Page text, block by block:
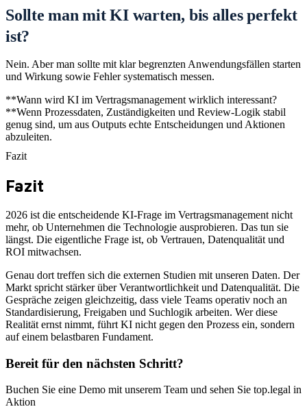
Sollte man mit KI warten, bis alles perfekt
ist?
Nein. Aber man sollte mit klar begrenzten Anwendungsfällen starten
und Wirkung sowie Fehler systematisch messen.
**Wann wird KI im Vertragsmanagement wirklich interessant?
**Wenn Prozessdaten, Zuständigkeiten und Review-Logik stabil
genug sind, um aus Outputs echte Entscheidungen und Aktionen
abzuleiten.
Fazit
Fazit
2026 ist die entscheidende KI-Frage im Vertragsmanagement nicht
mehr, ob Unternehmen die Technologie ausprobieren. Das tun sie
längst. Die eigentliche Frage ist, ob Vertrauen, Datenqualität und
ROI mitwachsen.
Genau dort treffen sich die externen Studien mit unseren Daten. Der
Markt spricht stärker über Verantwortlichkeit und Datenqualität. Die
Gespräche zeigen gleichzeitig, dass viele Teams operativ noch an
Standardisierung, Freigaben und Suchlogik arbeiten. Wer diese
Realität ernst nimmt, führt KI nicht gegen den Prozess ein, sondern
auf einem belastbaren Fundament.
Bereit für den nächsten Schritt?
Buchen Sie eine Demo mit unserem Team und sehen Sie top.legal in
Aktion